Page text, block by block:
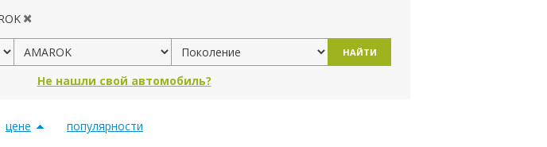
НАЙТИ
Не нашли свой автомобиль?
цене популярности